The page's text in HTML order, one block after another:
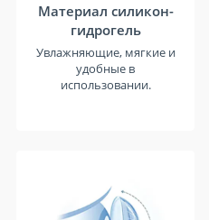
Материал силикон-
гидрогель
Увлажняющие, мягкие и
удобные в
использовании.